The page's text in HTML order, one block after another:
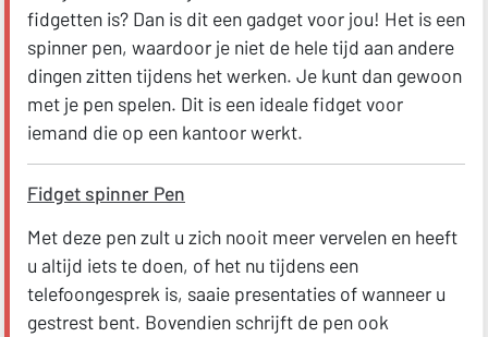
fidgetten is? Dan is dit een gadget voor jou! Het is een
spinner pen, waardoor je niet de hele tijd aan andere
dingen zitten tijdens het werken. Je kunt dan gewoon
met je pen spelen. Dit is een ideale fidget voor
iemand die op een kantoor werkt.
Fidget spinner Pen
Met deze pen zult u zich nooit meer vervelen en heeft
u altijd iets te doen, of het nu tijdens een
telefoongesprek is, saaie presentaties of wanneer u
gestrest bent. Bovendien schrijft de pen ook